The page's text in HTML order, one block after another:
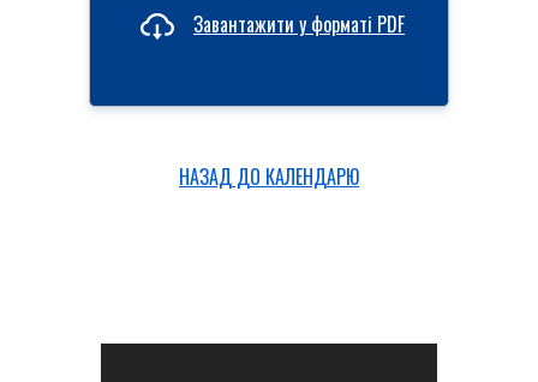
Завантажити у форматі PDF
НАЗАД ДО КАЛЕНДАРЮ